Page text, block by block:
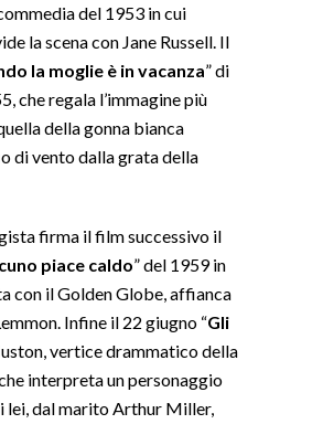
del 1953 in cui
la scena con Jane Russell. Il
la moglie è in vacanza” di
che regala l’immagine più
della gonna bianca
di vento dalla grata della
firma il film successivo il
piace caldo” del 1959 in
con il Golden Globe, affianca
Infine il 22 giugno “Gli
vertice drammatico della
interpreta un personaggio
lei, dal marito Arthur Miller,